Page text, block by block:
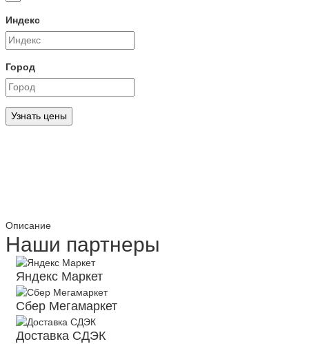
Индекс
Город
Узнать цены
Описание
Наши партнеры
Яндекс Маркет
Сбер Мегамаркет
Доставка СДЭК